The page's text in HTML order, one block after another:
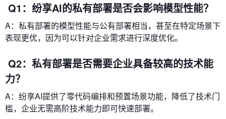
Q1：纷享AI的私有部署是否会影响模型性能？
A：私有部署的模型性能与公有部署相当，甚至在特定场景下
表现更优，因为可以针对企业需求进行深度优化。
Q2：私有部署是否需要企业具备较高的技术能
力？
A：纷享AI提供了零代码编排和预置场景功能，降低了技术门
槛，企业无需高阶技术能力即可快速部署。